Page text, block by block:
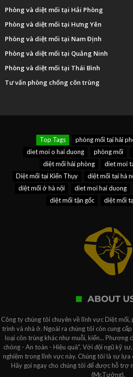
Phòng và diệt mối tại Hải Phòng
Phòng và diệt mối tại Hưng Yên
Phòng và diệt mối tại Nam Định
Phòng và diệt mối tại Quảng Ninh
Phòng và diệt mối tại Thái Bình
Tư vấn phòng chống côn trùng
Top Tags phòng mối tại hải
diet moi o hai duong
phòng mối
diệt mối hải phòng
diet moi
Diệt mối tại Kiến Thụy
diệt mối tại hà
diệt mối ở hà nội
diet moi hai duong
diệt mối tận gốc
diệt mối
ABOUT
Công ty chúng tôi chuyên về lĩnh vực Diệt mối,
trình và nhà ở. Ngoài ra chúng tôi còn cung
loại côn trùng khác như muỗi, kiến... Phương
chóng - An toàn - Hiệu quả". Với đội ngũ kỹ
nghiệm trong lĩnh vực này. Chúng tôi là sự lựa
Hãy gọi ngay cho chúng tôi để được hỗ trợ
(Mr.Tưởng).